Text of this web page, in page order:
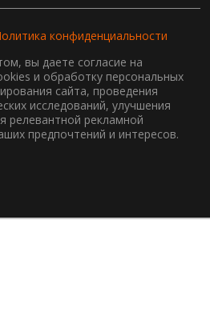
конфиденциальности
вы даете согласие на
и обработку персональных
сайта, проведения
исследований, улучшения
релевантной рекламной
предпочтений и интересов.